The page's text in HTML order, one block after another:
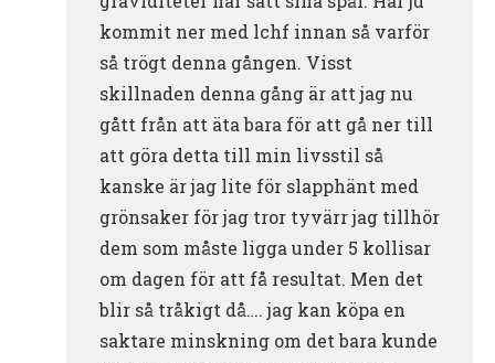
kommit ner med lchf innan så varför
så trögt denna gången. Visst
skillnaden denna gång är att jag nu
gått från att äta bara för att gå ner till
att göra detta till min livsstil så
kanske är jag lite för slapphänt med
grönsaker för jag tror tyvärr jag tillhör
dem som måste ligga under 5 kollisar
om dagen för att få resultat. Men det
blir så tråkigt då…. jag kan köpa en
saktare minskning om det bara kunde